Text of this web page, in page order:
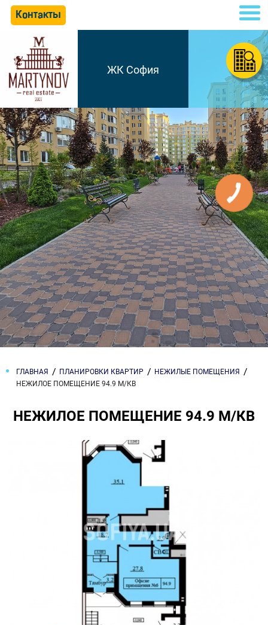
Контакты
ЖК София
ГЛАВНАЯ ПЛАНИРОВКИ КВАРТИР
НЕЖИЛЫЕ ПОМЕЩЕНИЯ
НЕЖИЛОЕ ПОМЕЩЕНИЕ 94.9 М/КВ
НЕЖИЛОЕ ПОМЕЩЕНИЕ 94.9 М/КВ